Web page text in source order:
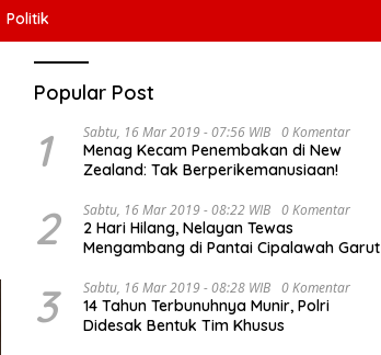
Politik
Popular Post
1 Sabtu, 16 Mar 2019 - 07:56 WIB 0 Komentar
Menag Kecam Penembakan di New
Zealand: Tak Berperikemanusiaan!
2 Sabtu, 16 Mar 2019 - 08:22 WIB 0 Komentar
2 Hari Hilang, Nelayan Tewas
Mengambang di Pantai Cipalawah Garut
3 Sabtu, 16 Mar 2019 - 08:28 WIB 0 Komentar
14 Tahun Terbunuhnya Munir, Polri
Didesak Bentuk Tim Khusus